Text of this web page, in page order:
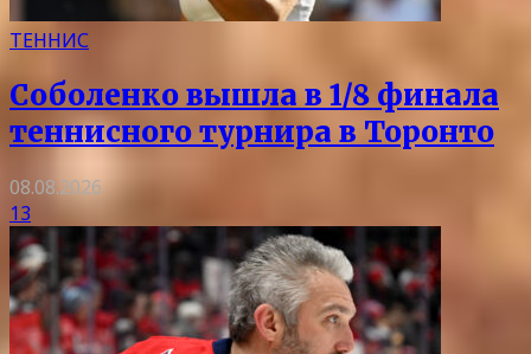
ТЕННИС
Соболенко вышла в 1/8 финала
теннисного турнира в Торонто
08.08.2026
13